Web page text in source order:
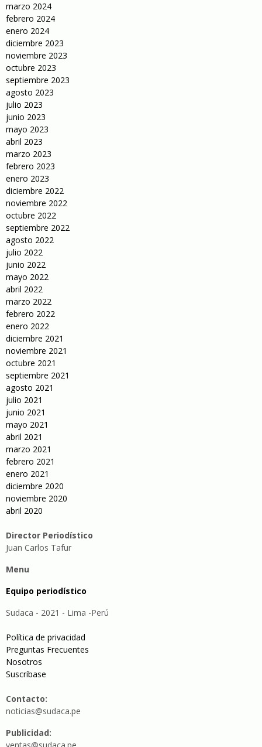
marzo 2024
febrero 2024
enero 2024
diciembre 2023
noviembre 2023
octubre 2023
septiembre 2023
agosto 2023
julio 2023
junio 2023
mayo 2023
abril 2023
marzo 2023
febrero 2023
enero 2023
diciembre 2022
noviembre 2022
octubre 2022
septiembre 2022
agosto 2022
julio 2022
junio 2022
mayo 2022
abril 2022
marzo 2022
febrero 2022
enero 2022
diciembre 2021
noviembre 2021
octubre 2021
septiembre 2021
agosto 2021
julio 2021
junio 2021
mayo 2021
abril 2021
marzo 2021
febrero 2021
enero 2021
diciembre 2020
noviembre 2020
abril 2020
Director Periodístico
Juan Carlos Tafur
Menu
Equipo periodístico
Sudaca - 2021 - Lima -Perú
Política de privacidad
Preguntas Frecuentes
Nosotros
Suscríbase
Contacto:
noticias@sudaca.pe
Publicidad: